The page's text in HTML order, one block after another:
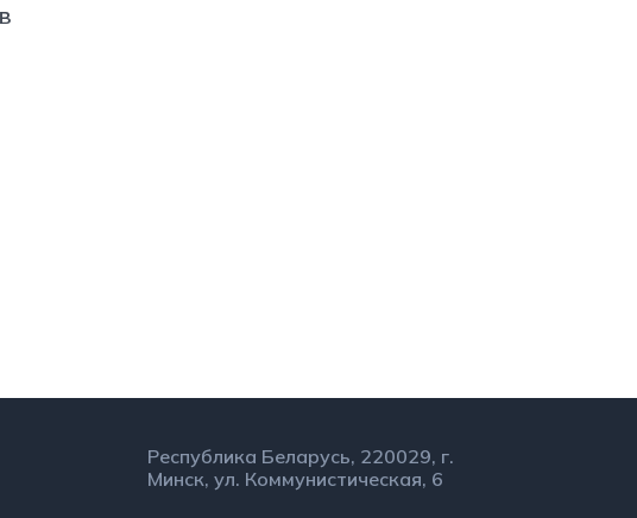
Республика Беларусь, 220029, г.